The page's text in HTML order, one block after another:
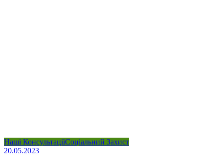
Наші КонсультаціїСоціальний Захист
20.05.2023